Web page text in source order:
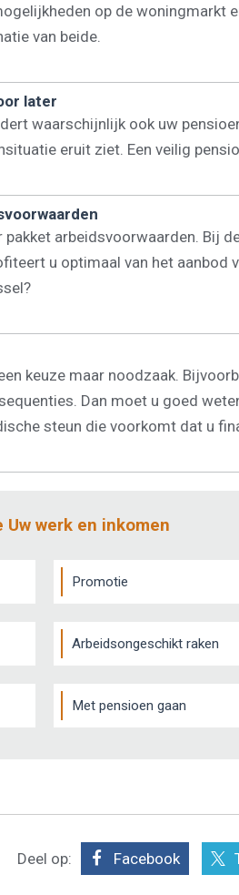
op de
van beide.
later
waarschijnlijk ook uw
eruit ziet. Een veilig
arbeidsvoorwaarden. Bij
u optimaal van het aanbod
keuze maar noodzaak.
Dan moet u goed
steun die voorkomt dat u
werk en inkomen
Promotie
Arbeidsongeschikt raken
Met pensioen gaan
Deel op: Facebook